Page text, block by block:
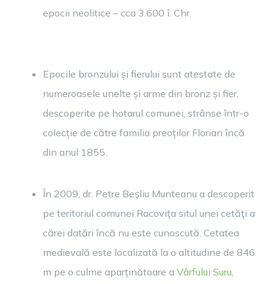
epocii neolitice – cca 3.600 î. Chr.
Epocile bronzului și fierului sunt atestate de
numeroasele unelte și arme din bronz și fier,
descoperite pe hotarul comunei, strânse într-o
colecție de către familia preoților Florian încă
din anul 1855.
În 2009, dr. Petre Beşliu Munteanu a descoperit
pe teritoriul comunei Racoviţa situl unei cetăţi a
cărei datări încă nu este cunoscută. Cetatea
medievală este localizată la o altitudine de 846
m pe o culme aparținătoare a Vârfului Suru